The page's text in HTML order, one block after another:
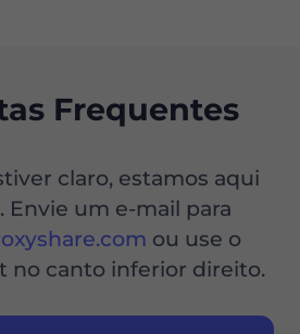
Frequentes
claro, estamos aqui
Envie um e-mail para
ou use o
no canto inferior direito.